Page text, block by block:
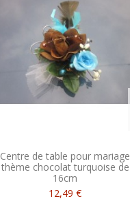
Centre de table pour mariage
thème chocolat turquoise de
16cm
12,49 €